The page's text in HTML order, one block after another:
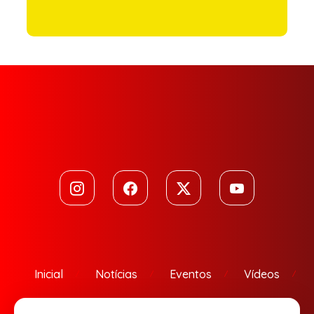
Inicial Notícias Eventos Vídeos